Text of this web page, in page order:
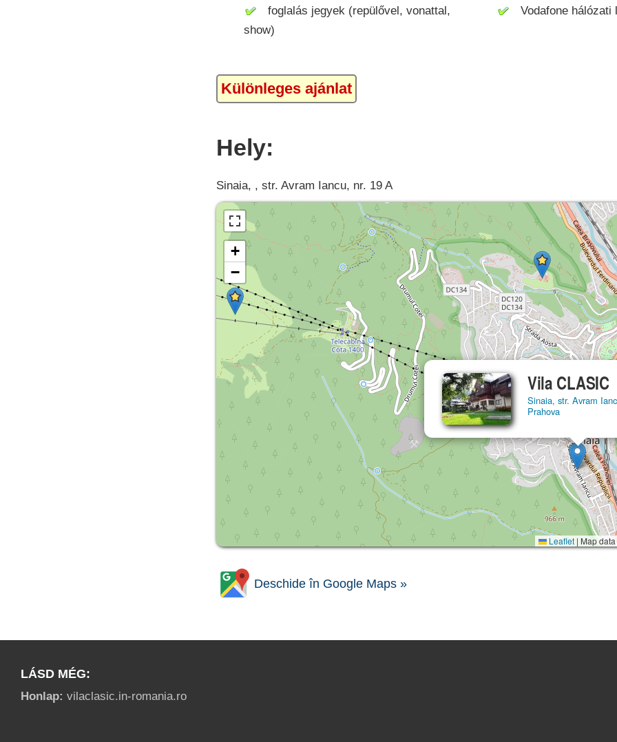
foglalás jegyek (repülővel, vonattal,
show)
Vodafone hálózati
Különleges ajánlat
Hely:
Sinaia, , str. Avram Iancu, nr. 19 A
Vila CLASIC
Sinaia, str. Avram
Prahova
+
−
Leaflet | Map
Deschide în Google Maps »
LÁSD MÉG:
Honlap: vilaclasic.in-romania.ro